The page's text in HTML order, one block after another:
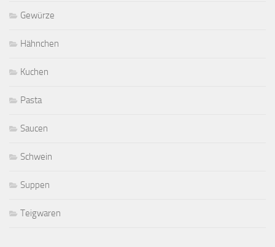
Gewürze
Hähnchen
Kuchen
Pasta
Saucen
Schwein
Suppen
Teigwaren